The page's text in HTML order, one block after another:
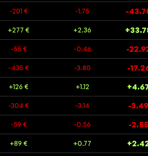
-201 € -1.75 -
+277 € +2.36
-55 € -0.46 -
-435 € -3.80 -
+126 € +1.12
-304 € -3.14 -
-59 € -0.56 -
+89 € +0.77